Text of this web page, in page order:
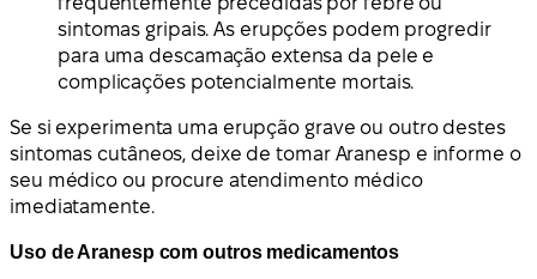
sintomas gripais. As erupções podem progredir
para uma descamação extensa da pele e
complicações potencialmente mortais.
Se si experimenta uma erupção grave ou outro destes
sintomas cutâneos, deixe de tomar Aranesp e informe o
seu médico ou procure atendimento médico
imediatamente.
Uso de Aranesp com outros medicamentos